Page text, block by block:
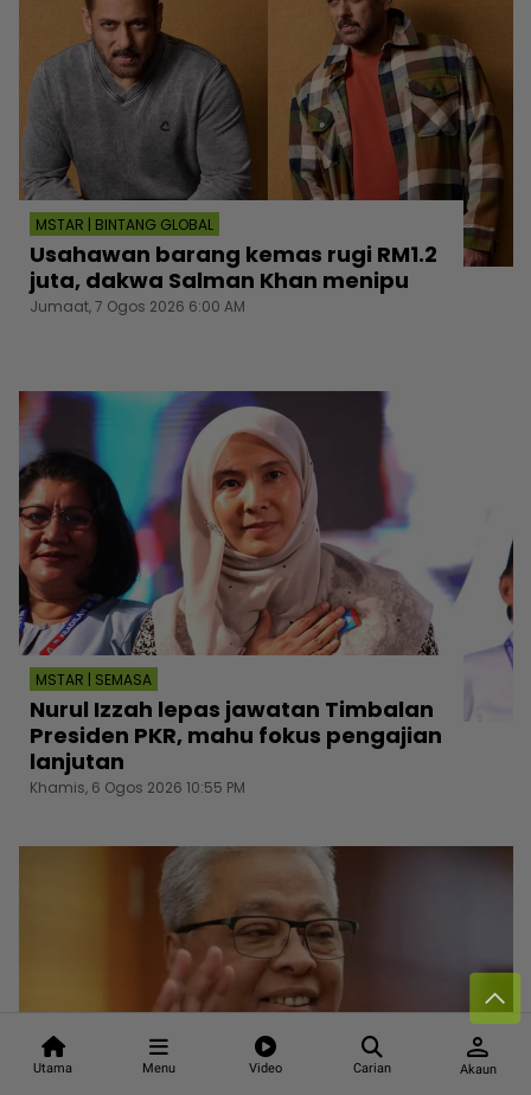
Utama Menu Video Carian
person
Akaun
MSTAR | BINTANG GLOBAL
Usahawan barang kemas rugi RM1.2
juta, dakwa Salman Khan menipu
Jumaat, 7 Ogos 2026 6:00 AM
MSTAR | SEMASA
Nurul Izzah lepas jawatan Timbalan
Presiden PKR, mahu fokus pengajian
lanjutan
Khamis, 6 Ogos 2026 10:55 PM